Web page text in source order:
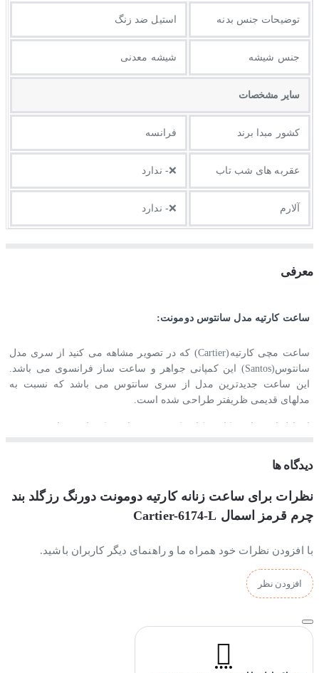
توضيحات جنس بدنه استیل ضد زنگ
جنس شیشه شیشه معدنی
ساير مشخصات
کشور مبدا برند فرانسه
عقربه های شب تاب ❌- ندارد
آلارم ❌- ندارد
معرفی
ساعت کارتیه مدل سانتوس دومونت:
ساعت مچی کارتیه(Cartier) که در تصویر مشاهه می کنید از سری مدل
سانتوس(Santos) این کمپانی جواهر و ساعت ساز فرانسوی می باشد.
این ساعت جدیدترین مدل از سری سانتوس می باشد که نسبت به
مدلهای قدیمی ظریفتر طراحی شده است.
جنس بند و بدنه ساعت مچی کارتیه سانتوس :
ساخته شده است و بخاطر آبکاری قوی و با ثباتی که بروی بدنه این
تغییر رنگ نمی دهد. همچنین ضمانت رنگ نیز دارد.
موتور ساعت کارتیه سانتوس
دیدگاه ها
نظرات برای ساعت زنانه کارتیه دومونت دورنگ رزگلد بند
چرم قرمز اسمال Cartier-6174-L
با افزودن نظرات خود همراه ما و راهنمای دیگر کاربران باشید.
افزودن نظر